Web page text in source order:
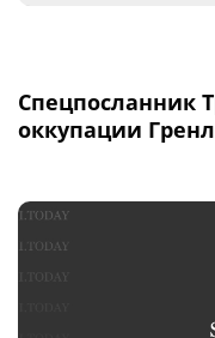
Спецпосланник
оккупации